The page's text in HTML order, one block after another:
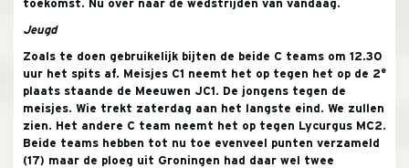
toekomst. Nu over naar de wedstrijden van vandaag.
Jeugd
Zoals te doen gebruikelijk bijten de beide C teams om 12.30
uur het spits af. Meisjes C1 neemt het op tegen het op de 2 e
plaats staande de Meeuwen JC1. De jongens tegen de
meisjes. Wie trekt zaterdag aan het langste eind. We zullen
zien. Het andere C team neemt het op tegen Lycurgus MC2.
Beide teams hebben tot nu toe evenveel punten verzameld
(17) maar de ploeg uit Groningen had daar wel twee